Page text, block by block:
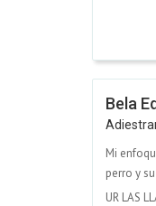
Bela
Mi
perro y
UR LAS